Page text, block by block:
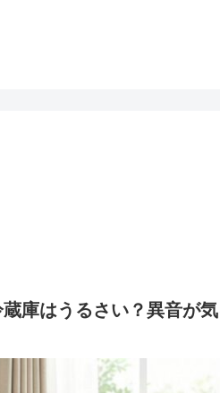
庫はうるさい？異音が